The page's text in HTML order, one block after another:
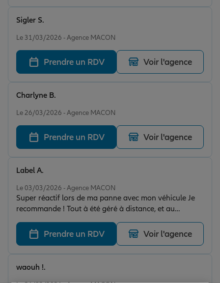
Tous nos devis d'assurance
Le 31/03/2026 - Agence MACON
Sigler S.
Prendre un RDV Voir l'agence
Le 26/03/2026 - Agence MACON
Charlyne B.
Prendre un RDV Voir l'agence
Le 03/03/2026 - Agence MACON
Super réactif lors de ma panne avec mon véhicule Je
recommande ! Tout à été géré à distance, et au
téléphone les consignes sont super claires !
Label A.
Prendre un RDV Voir l'agence
waouh !.